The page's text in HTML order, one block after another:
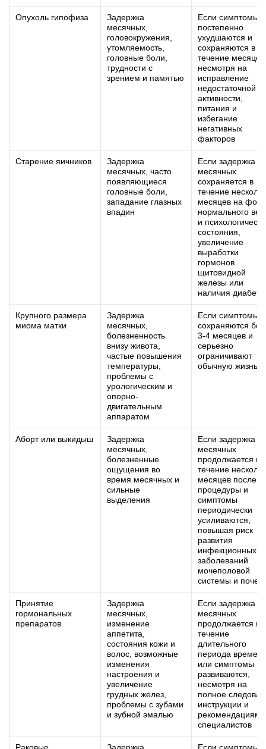
Опухоль гипофиза
Задержка
месячных,
головокружения,
утомляемость,
головные боли,
трудности с
зрением и памятью
Если симптомы
постепенно
ухудшаются и
сохраняются в
течение
несмотря на
исправление
недостаточной
активности,
питания и
избегание
негативных
факторов
Старение яичников
Задержка
месячных, часто
появляющиеся
головные боли,
западание глазных
впадин
Если задержка
месячных
сохраняется в
течение
месяцев на фоне
нормального
и
состояния,
увеличение
выработки
гормонов
щитовидной
железы или
наличия диабета
Крупного размера
миома матки
Задержка
месячных,
болезненность
внизу живота,
частые повышения
температуры,
проблемы с
урологическим и
опорно-
двигательным
аппаратом
Если симптомы
сохраняются
3-4 месяцев и
серьезно
ограничивают
обычную жизнь
Аборт или выкидыш
Задержка
месячных,
болезненные
ощущения во
время месячных и
сильные
выделения
Если задержка
месячных
продолжается в
течение
месяцев после
процедуры и
симптомы
периодически
усиливаются,
повышая риск
развития
инфекционных
заболеваний
мочеполовой
системы и почек
Принятие
гормональных
препаратов
Задержка
месячных,
изменение
аппетита,
состояния кожи и
волос, возможные
изменения
настроения и
увеличение
грудных желез,
проблемы с зубами
и зубной эмалью
Если задержка
месячных
продолжается в
течение
длительного
периода
или симптомы
развиваются,
несмотря на
полное
инструкции и
рекомендациям
специалистов
Раковые Задержка Если симптомы